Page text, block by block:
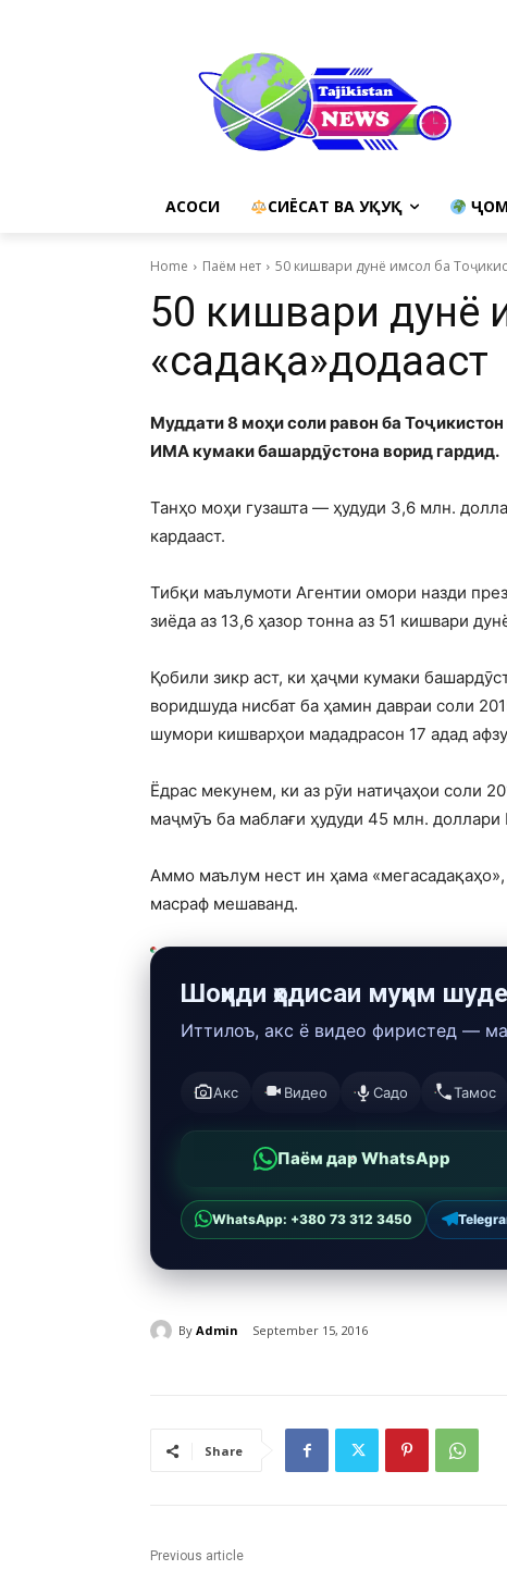
АСОСИ СИЁСАТ ВА ҲУҚУҚ
Home Паём нет 50 кишвари дунё имсол ба
50 кишвари дунё
«садақа»додааст
Муддати 8 моҳи соли равон ба
ИМА кумаки башардӯстона ворид гардид.
Танҳо моҳи гузашта — ҳудуди 3,6 млн.
кардааст.
Тибқи маълумоти Агентии омори назди
зиёда аз 13,6 ҳазор тонна аз 51 кишвари
Қобили зикр аст, ки ҳаҷми кумаки
воридшуда нисбат ба ҳамин давраи соли
шумори кишварҳои мададрасон 17 адад
Ёдрас мекунем, ки аз рӯи натиҷаҳои соли
маҷмӯъ ба маблағи ҳудуди 45 млн.
Аммо маълум нест ин ҳама
масраф мешаванд.
Шоҳиди ҳодисаи муҳим
Иттилоъ, акс ё видео фиристед —
Акс Видео Садо Тамос
Паём дар WhatsApp
WhatsApp: +380 73 312 3450
By Admin September 15, 2016
Share
Previous article